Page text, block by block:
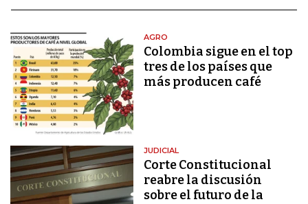
AGRO
Colombia sigue en el top
tres de los países que
más producen café
JUDICIAL
Corte Constitucional
reabre la discusión
sobre el futuro de la